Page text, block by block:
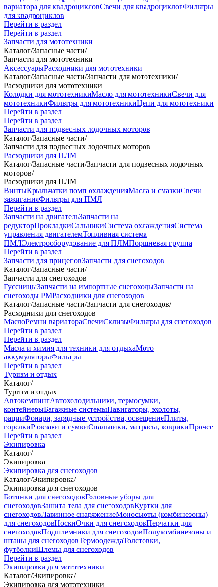
вариатора для квадроцикловСвечи для квадроцикловФильтры
для квадроциклов
Перейти в раздел
Перейти в раздел
Запчасти для мототехники
Каталог/Запасные части/
Запчасти для мототехники
АксессуарыРасходники для мототехники
Каталог/Запасные части/Запчасти для мототехники/
Расходники для мототехники
Колодки для мототехникиМасло для мототехникиСвечи для
мототехникиФильтры для мототехникиЦепи для мототехники
Перейти в раздел
Перейти в раздел
Запчасти для подвесных лодочных моторов
Каталог/Запасные части/
Запчасти для подвесных лодочных моторов
Расходники для ПЛМ
Каталог/Запасные части/Запчасти для подвесных лодочных
моторов/
Расходники для ПЛМ
ВинтыКрыльчатки помп охлажденияМасла и смазкиСвечи
зажиганияФильтры для ПМЛ
Перейти в раздел
Запчасти на двигательЗапчасти на
редукторПрокладкиСальникиСистема охлажденияСистема
управления двигателемТопливная система
ПМЛЭлектрооборудование для ПЛМПоршневая группа
Перейти в раздел
Запчасти для прицеповЗапчасти для снегоходов
Каталог/Запасные части/
Запчасти для снегоходов
ГусеницыЗапчасти на импортные снегоходыЗапчасти на
снегоходы РМРасходники для снегоходов
Каталог/Запасные части/Запчасти для снегоходов/
Расходники для снегоходов
МаслоРемни вариатораСвечиСклизыФильтры для снегоходов
Перейти в раздел
Перейти в раздел
Масла и химия для техники для отдыхаМото
аккумуляторыФильтры
Перейти в раздел
Туризм и отдых
Каталог/
Туризм и отдых
АвтокемпингАвтохолодильники, термосумки,
контейнерыБагажные системыНавигаторы, эхолоты,
рацииФонари, зарядные устройства, освещениеПлиты,
горелкиРюкзаки и сумкиСпальники, матрасы, коврикиПрочее
Перейти в раздел
Экипировка
Каталог/
Экипировка
Экипировка для снегоходов
Каталог/Экипировка/
Экипировка для снегоходов
Ботинки для снегоходовГоловные уборы для
снегоходовЗащита тела для снегоходовКуртки для
снегоходовЛавинное снаряжениеМоносьюты (комбинезоны)
для снегоходовНоскиОчки для снегоходовПерчатки для
снегоходовПодшлемники для снегоходовПолукомбинезоны и
штаны для снегоходовТермоодеждаТолстовки,
футболкиШлемы для снегоходов
Перейти в раздел
Экипировка для мототехники
Каталог/Экипировка/
Экипировка для мототехники